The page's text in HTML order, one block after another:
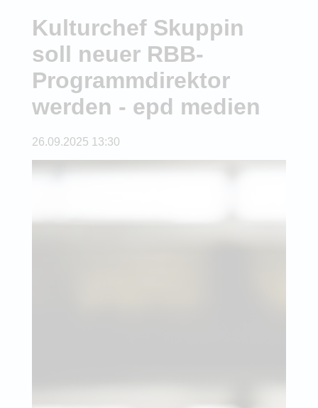
Kulturchef Skuppin
soll neuer RBB-
Programmdirektor
werden - epd medien
26.09.2025 13:30